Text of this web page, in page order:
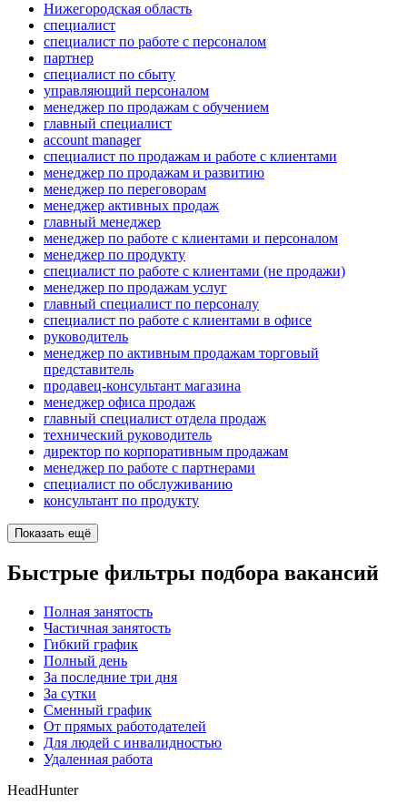
Нижегородская область
специалист
специалист по работе с персоналом
партнер
специалист по сбыту
управляющий персоналом
менеджер по продажам с обучением
главный специалист
account manager
специалист по продажам и работе с клиентами
менеджер по продажам и развитию
менеджер по переговорам
менеджер активных продаж
главный менеджер
менеджер по работе с клиентами и персоналом
менеджер по продукту
специалист по работе с клиентами (не продажи)
менеджер по продажам услуг
главный специалист по персоналу
специалист по работе с клиентами в офисе
руководитель
менеджер по активным продажам торговый
представитель
продавец-консультант магазина
менеджер офиса продаж
главный специалист отдела продаж
технический руководитель
директор по корпоративным продажам
менеджер по работе с партнерами
специалист по обслуживанию
консультант по продукту
Показать ещё
Быстрые фильтры подбора вакансий
Полная занятость
Частичная занятость
Гибкий график
Полный день
За последние три дня
За сутки
Сменный график
От прямых работодателей
Для людей с инвалидностью
Удаленная работа
HeadHunter